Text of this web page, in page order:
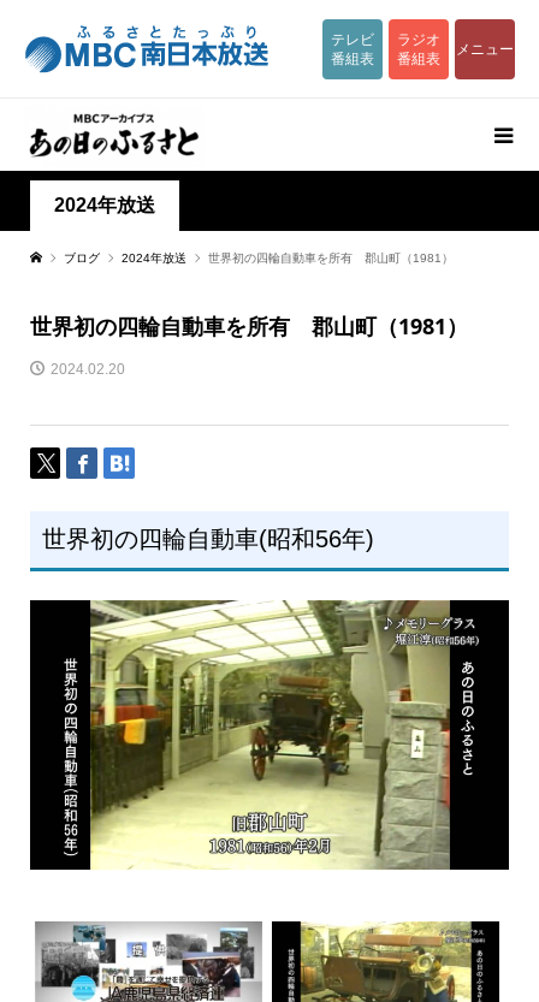
テレビ
番組表
ラジオ
番組表
メニュー
2024年放送
ブログ 2024年放送 世界初の四輪自動車を所有 郡山町（1981）
世界初の四輪自動車を所有 郡山町（1981）
2024.02.20
世界初の四輪自動車(昭和56年)